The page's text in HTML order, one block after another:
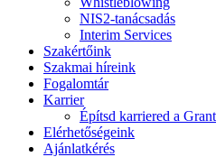
NIS2-tanácsadás
Interim Services
Szakértőink
Szakmai híreink
Fogalomtár
Karrier
Építsd karriered a
Elérhetőségeink
Ajánlatkérés